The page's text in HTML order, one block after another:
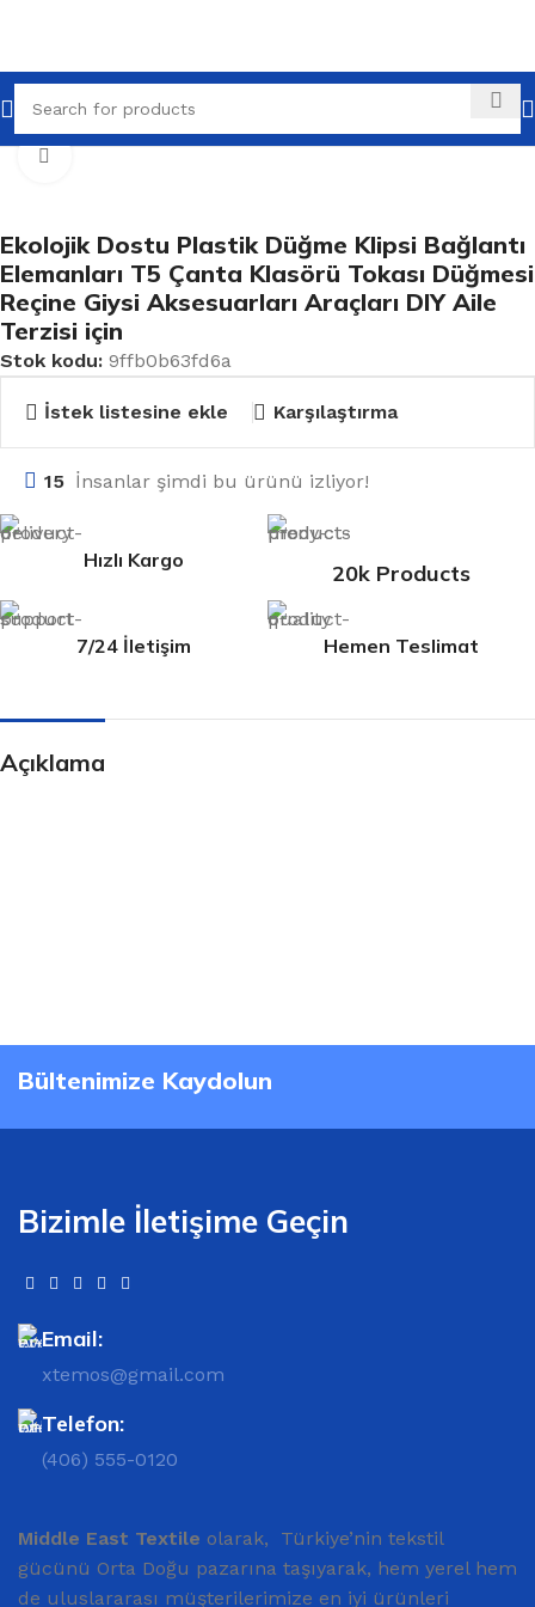
Ana Sayfa Tüm Ürünler
Ekolojik Dostu Plastik Düğme Klipsi Bağlantı
Elemanları T5 Çanta Klasörü Tokası Düğmesi
Reçine Giysi Aksesuarları Araçları DIY Aile
Terzisi için
Stok kodu: 9ffb0b63fd6a
İstek listesine ekle Karşılaştırma
15 İnsanlar şimdi bu ürünü izliyor!
Hızlı Kargo 20k Products
7/24 İletişim Hemen Teslimat
Açıklama
Bültenimize Kaydolun
Bizimle İletişime Geçin
Email:
xtemos@gmail.com
Telefon:
(406) 555-0120
Middle East Textile olarak, Türkiye’nin tekstil
gücünü Orta Doğu pazarına taşıyarak, hem yerel hem
de uluslararası müşterilerimize en iyi ürünleri